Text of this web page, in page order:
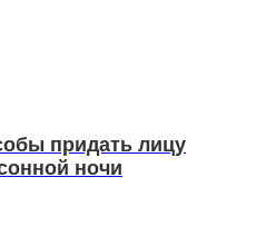
придать лицу
ночи